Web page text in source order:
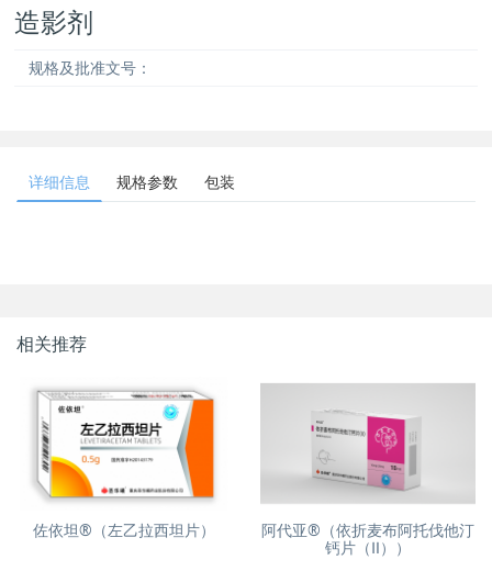
造影剂
规格及批准文号：
详细信息 规格参数 包装
相关推荐
佐依坦®（左乙拉西坦片）
阿代亚®（依折麦布阿托伐他汀
钙片（Ⅱ））